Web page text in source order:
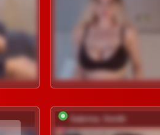
Sabrina_Smith